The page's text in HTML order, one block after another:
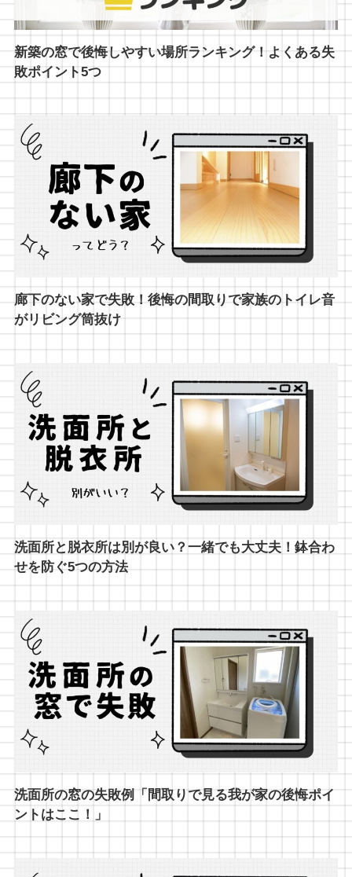
新築の窓で後悔しやすい場所ランキング！よくある失
敗ポイント5つ
廊下のない家で失敗！後悔の間取りで家族のトイレ音
がリビング筒抜け
洗面所と脱衣所は別が良い？一緒でも大丈夫！鉢合わ
せを防ぐ5つの方法
洗面所の窓の失敗例「間取りで見る我が家の後悔ポイ
ントはここ！」